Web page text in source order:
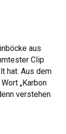
aus
Clip
hat. Aus dem
„Karbon
verstehen